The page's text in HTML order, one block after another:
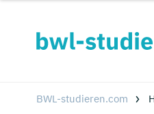
BWL-studieren.com